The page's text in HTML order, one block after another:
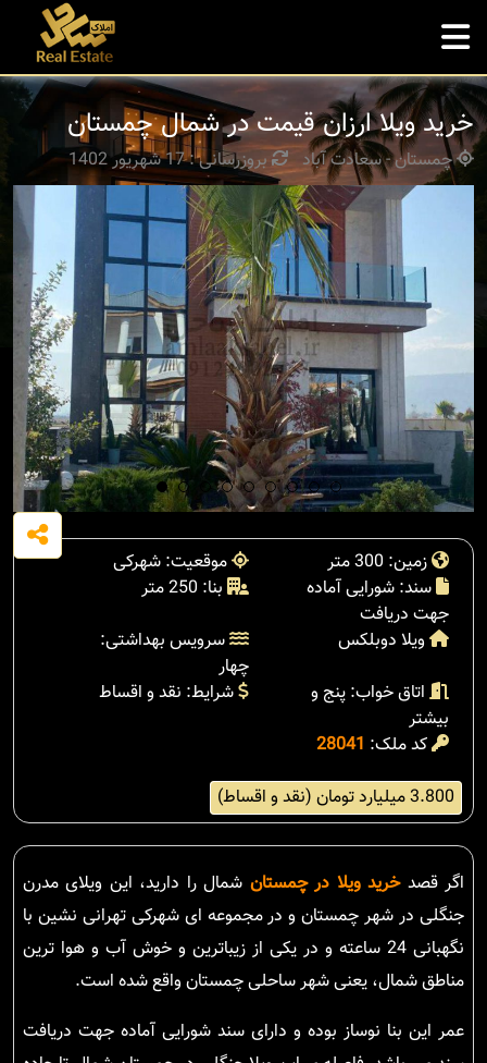
خرید ویلا ارزان قیمت در شمال چمستان
چمستان - سعادت آباد بروزرسانی : 17 شهریور 1402
زمین: 300 متر
موقعیت: شهرکی
سند: شورایی آماده
جهت دریافت
بنا: 250 متر
ویلا دوبلکس
سرویس بهداشتی:
چهار
اتاق خواب: پنج و
بیشتر
شرایط: نقد و اقساط
کد ملک: 28041
3.800 میلیارد تومان (نقد و اقساط)
اگر قصدخرید ویلا در چمستان شمال را دارید، این ویلای مدرن
جنگلی در شهر چمستان و در مجموعه ای شهرکی تهرانی نشین با
نگهبانی 24 ساعته و در یکی از زیباترین و خوش آب و هوا ترین
مناطق شمال، یعنی شهر ساحلی چمستان واقع شده است.
عمر این بنا نوساز بوده و دارای سند شورایی آماده جهت دریافت